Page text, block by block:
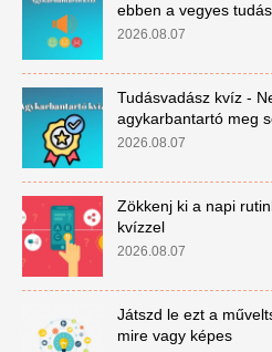
ebben a vegyes
2026.08.07
Tudásvadász kvíz -
agykarbantartó meg
2026.08.07
Zökkenj ki a napi
kvízzel
2026.08.07
Játszd le ezt a
mire vagy képes